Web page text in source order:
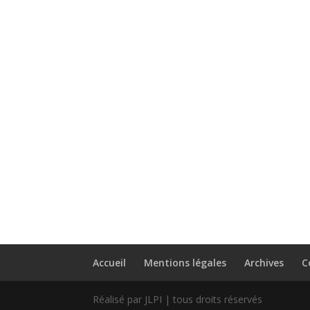
Accueil Mentions légales Archives
Réalisé par JLPI | tous droits réservés